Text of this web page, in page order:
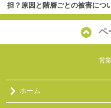
担？原因と階層ごとの被害につ
ペ
営
ホーム